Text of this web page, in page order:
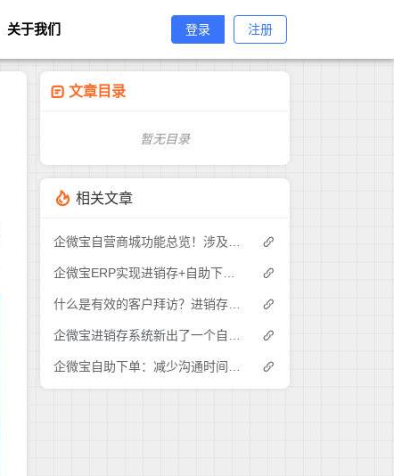
关于我们 登录 注册
文章目录
暂无目录
相关文章